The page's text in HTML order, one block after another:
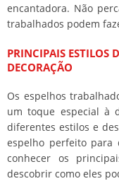
encantadora. Não
trabalhados podem
PRINCIPAIS ESTILOS
DECORAÇÃO
Os espelhos
um toque especial à
diferentes estilos e
espelho perfeito para
conhecer os
descobrir como eles